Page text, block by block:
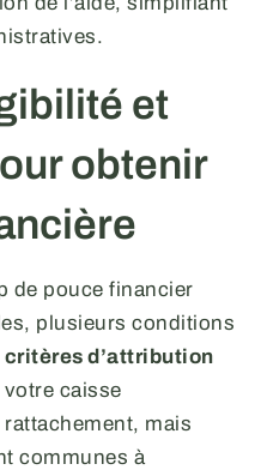
et
obtenir
de pouce financier
plusieurs conditions
critères d’attribution
caisse
mais
communes à